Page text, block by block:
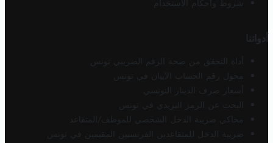
شروط وأحكام الاستخدام
أدواتنا
أداة التحقق من صحة الرقم الضريبي تونس
محول رقم الحساب الآيبان في تونس
أسعار صرف الدينار التونسي
البحث عن الرمز البريدي في تونس
محاكي ضريبة الدخل الشخصي للموظف/المتقاعد
ضريبة الدخل للمتقاعدين الفرنسيين المقيمين في تونس